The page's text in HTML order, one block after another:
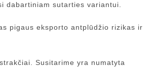
dabartiniam sutarties variantui.
pigaus eksporto antplūdžio rizikas ir
Susitarime yra numatyta